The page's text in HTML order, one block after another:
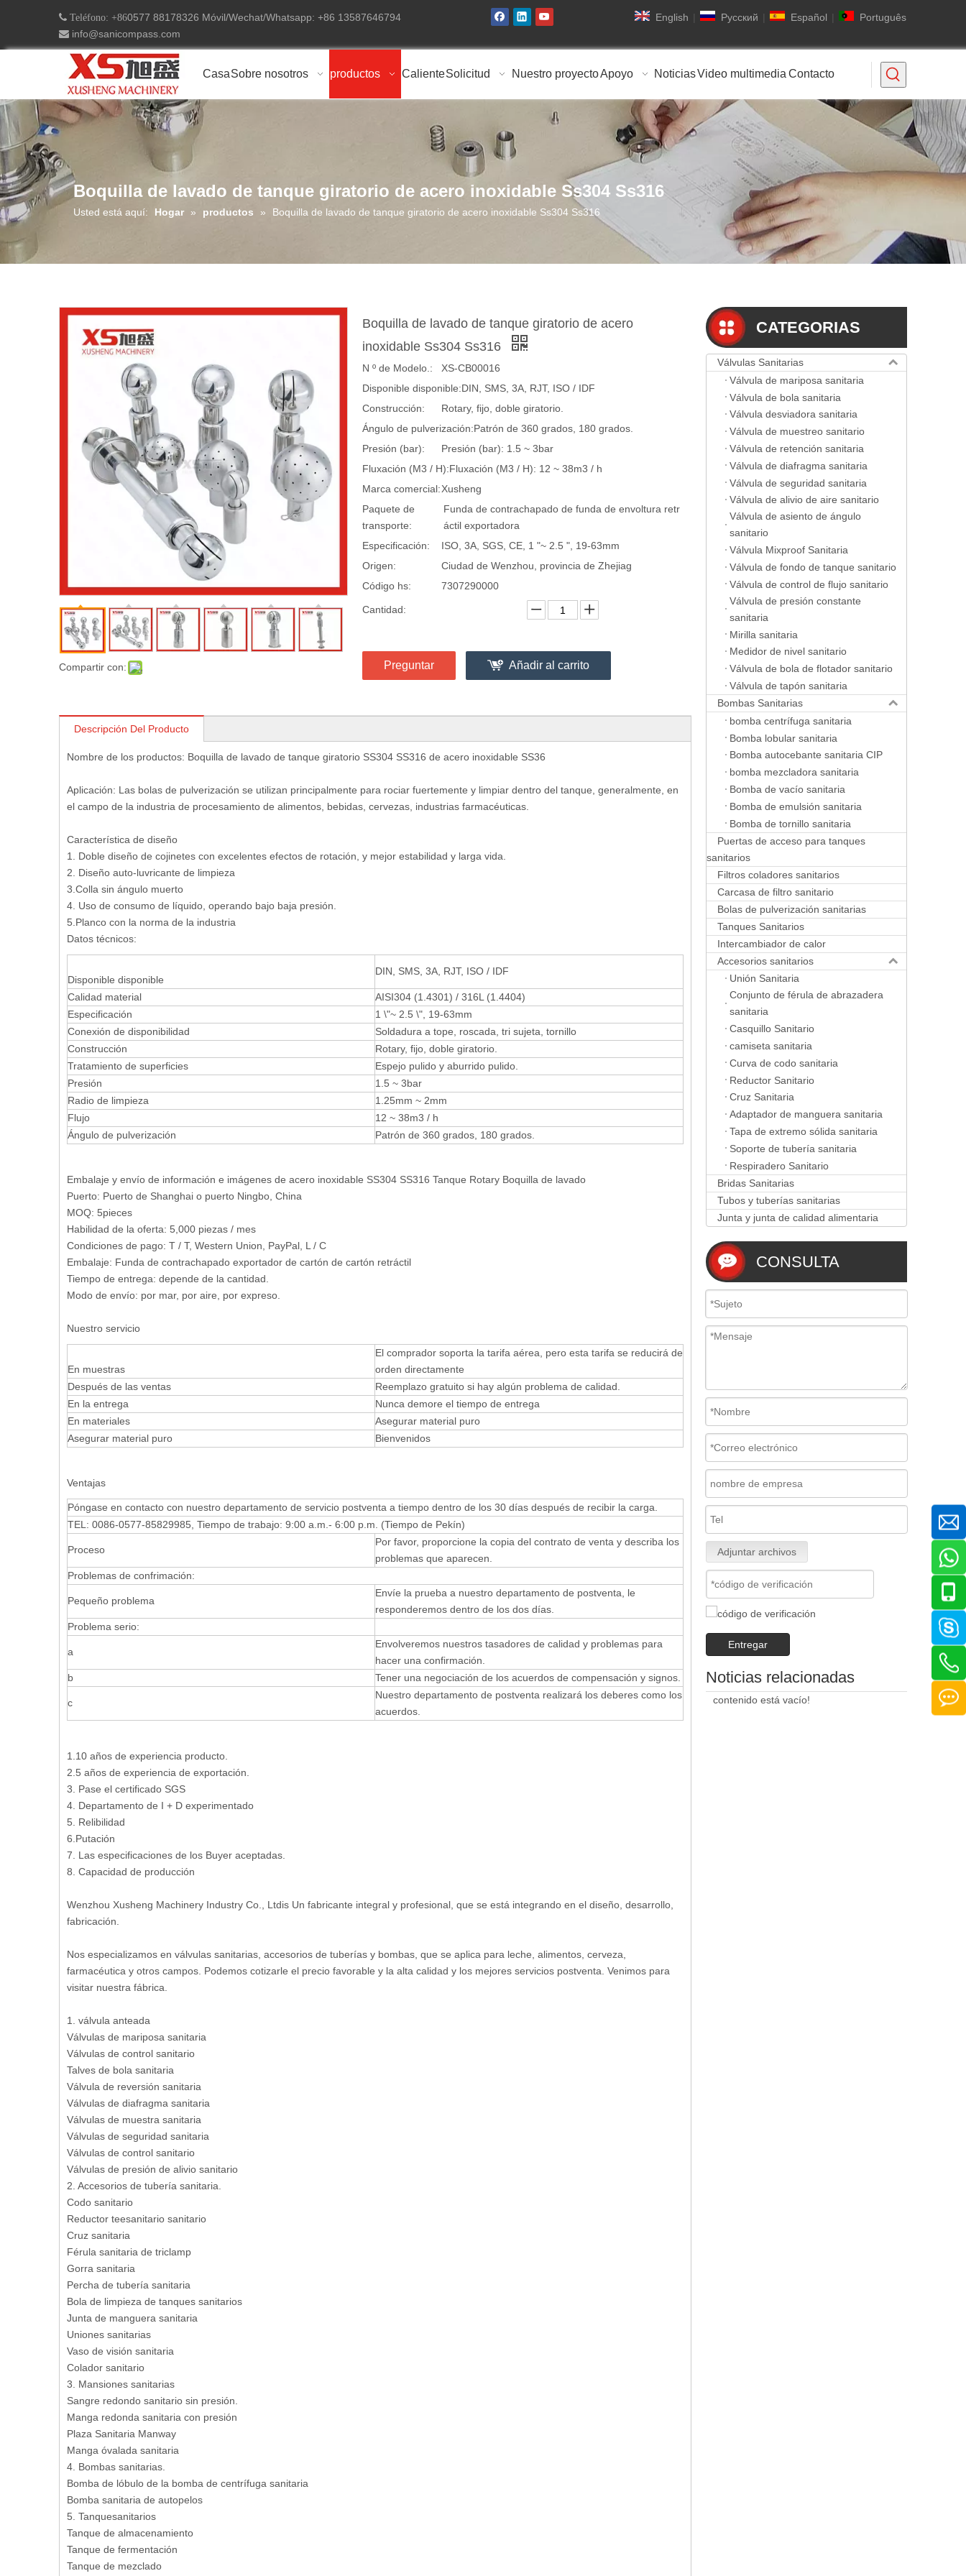
 Teléfono: +860577 88178326 Móvil/Wechat/Whatsapp: +86 13587646794
 info@sanicompass.com
English | Pусский | Español | Português
CasaSobre nosotros productos CalienteSolicitud Nuestro proyectoApoyo NoticiasVideo multimedia Contacto
Boquilla de lavado de tanque giratorio de acero inoxidable Ss304 Ss316
Usted está aquí: Hogar » productos » Boquilla de lavado de tanque giratorio de acero inoxidable Ss304 Ss316
Compartir con:
Boquilla de lavado de tanque giratorio de acero
inoxidable Ss304 Ss316
N º de Modelo.:
XS-CB00016
Disponible disponible:DIN, SMS, 3A, RJT, ISO / IDF
Construcción:
Rotary, fijo, doble giratorio.
Ángulo de pulverización:Patrón de 360 ​​grados, 180 grados.
Presión (bar):
Presión (bar): 1.5 ~ 3bar
Fluxación (M3 / H):Fluxación (M3 / H): 12 ~ 38m3 / h
Marca comercial:Xusheng
Paquete de
transporte:
Funda de contrachapado de funda de envoltura retr
áctil exportadora
Especificación:
ISO, 3A, SGS, CE, 1 "~ 2.5 ", 19-63mm
Origen:
Ciudad de Wenzhou, provincia de Zhejiag
Código hs:
7307290000
Cantidad:
Preguntar Añadir al carrito
Descripción Del Producto
Nombre de los productos: Boquilla de lavado de tanque giratorio SS304 SS316 de acero inoxidable SS36
Aplicación: Las bolas de pulverización se utilizan principalmente para rociar fuertemente y limpiar dentro del tanque, generalmente, en
el campo de la industria de procesamiento de alimentos, bebidas, cervezas, industrias farmacéuticas.
Característica de diseño
1. Doble diseño de cojinetes con excelentes efectos de rotación, y mejor estabilidad y larga vida.
2. Diseño auto-luvricante de limpieza
3.Colla sin ángulo muerto
4. Uso de consumo de líquido, operando bajo baja presión.
5.Planco con la norma de la industria
Datos técnicos:
Disponible disponible
DIN, SMS, 3A, RJT, ISO / IDF
Calidad material
AISI304 (1.4301) / 316L (1.4404)
Especificación
1 \"~ 2.5 \", 19-63mm
Conexión de disponibilidad
Soldadura a tope, roscada, tri sujeta, tornillo
Construcción
Rotary, fijo, doble giratorio.
Tratamiento de superficies
Espejo pulido y aburrido pulido.
Presión
1.5 ~ 3bar
Radio de limpieza
1.25mm ~ 2mm
Flujo
12 ~ 38m3 / h
Ángulo de pulverización
Patrón de 360 ​​grados, 180 grados.
Embalaje y envío de información e imágenes de acero inoxidable SS304 SS316 Tanque Rotary Boquilla de lavado
Puerto: Puerto de Shanghai o puerto Ningbo, China
MOQ: 5pieces
Habilidad de la oferta: 5,000 piezas / mes
Condiciones de pago: T / T, Western Union, PayPal, L / C
Embalaje: Funda de contrachapado exportador de cartón de cartón retráctil
Tiempo de entrega: depende de la cantidad.
Modo de envío: por mar, por aire, por expreso.
Nuestro servicio
En muestras
El comprador soporta la tarifa aérea, pero esta tarifa se reducirá de
orden directamente
Después de las ventas
Reemplazo gratuito si hay algún problema de calidad.
En la entrega
Nunca demore el tiempo de entrega
En materiales
Asegurar material puro
Asegurar material puro
Bienvenidos
Ventajas
Póngase en contacto con nuestro departamento de servicio postventa a tiempo dentro de los 30 días después de recibir la carga.
TEL: 0086-0577-85829985, Tiempo de trabajo: 9:00 a.m.- 6:00 p.m. (Tiempo de Pekín)
Proceso
Por favor, proporcione la copia del contrato de venta y describa los
problemas que aparecen.
Problemas de confrimación:
Pequeño problema
Envíe la prueba a nuestro departamento de postventa, le
responderemos dentro de los dos días.
Problema serio:
a
Envolveremos nuestros tasadores de calidad y problemas para
hacer una confirmación.
b
Tener una negociación de los acuerdos de compensación y signos.
c
Nuestro departamento de postventa realizará los deberes como los
acuerdos.
1.10 años de experiencia producto.
2.5 años de experiencia de exportación.
3. Pase el certificado SGS
4. Departamento de I + D experimentado
5. Relibilidad
6.Putación
7. Las especificaciones de los Buyer aceptadas.
8. Capacidad de producción
Wenzhou Xusheng Machinery Industry Co., Ltdis Un fabricante integral y profesional, que se está integrando en el diseño, desarrollo,
fabricación.
Nos especializamos en válvulas sanitarias, accesorios de tuberías y bombas, que se aplica para leche, alimentos, cerveza,
farmacéutica y otros campos. Podemos cotizarle el precio favorable y la alta calidad y los mejores servicios postventa. Venimos para
visitar nuestra fábrica.
1. válvula anteada
Válvulas de mariposa sanitaria
Válvulas de control sanitario
Talves de bola sanitaria
Válvula de reversión sanitaria
Válvulas de diafragma sanitaria
Válvulas de muestra sanitaria
Válvulas de seguridad sanitaria
Válvulas de control sanitario
Válvulas de presión de alivio sanitario
2. Accesorios de tubería sanitaria.
Codo sanitario
Reductor teesanitario sanitario
Cruz sanitaria
Férula sanitaria de triclamp
Gorra sanitaria
Percha de tubería sanitaria
Bola de limpieza de tanques sanitarios
Junta de manguera sanitaria
Uniones sanitarias
Vaso de visión sanitaria
Colador sanitario
3. Mansiones sanitarias
Sangre redondo sanitario sin presión.
Manga redonda sanitaria con presión
Plaza Sanitaria Manway
Manga óvalada sanitaria
4. Bombas sanitarias.
Bomba de lóbulo de la bomba de centrífuga sanitaria
Bomba sanitaria de autopelos
5. Tanquesanitarios
Tanque de almacenamiento
Tanque de fermentación
Tanque de mezclado
CATEGORIAS
Válvulas Sanitarias
Válvula de mariposa sanitaria
Válvula de bola sanitaria
Válvula desviadora sanitaria
Válvula de muestreo sanitario
Válvula de retención sanitaria
Válvula de diafragma sanitaria
Válvula de seguridad sanitaria
Válvula de alivio de aire sanitario
Válvula de asiento de ángulo
sanitario
Válvula Mixproof Sanitaria
Válvula de fondo de tanque sanitario
Válvula de control de flujo sanitario
Válvula de presión constante
sanitaria
Mirilla sanitaria
Medidor de nivel sanitario
Válvula de bola de flotador sanitario
Válvula de tapón sanitaria
Bombas Sanitarias
bomba centrífuga sanitaria
Bomba lobular sanitaria
Bomba autocebante sanitaria CIP
bomba mezcladora sanitaria
Bomba de vacío sanitaria
Bomba de emulsión sanitaria
Bomba de tornillo sanitaria
Puertas de acceso para tanques
sanitarios
Filtros coladores sanitarios
Carcasa de filtro sanitario
Bolas de pulverización sanitarias
Tanques Sanitarios
Intercambiador de calor
Accesorios sanitarios
Unión Sanitaria
Conjunto de férula de abrazadera
sanitaria
Casquillo Sanitario
camiseta sanitaria
Curva de codo sanitaria
Reductor Sanitario
Cruz Sanitaria
Adaptador de manguera sanitaria
Tapa de extremo sólida sanitaria
Soporte de tubería sanitaria
Respiradero Sanitario
Bridas Sanitarias
Tubos y tuberías sanitarias
Junta y junta de calidad alimentaria
CONSULTA
Adjuntar archivos
Entregar
Noticias relacionadas
contenido está vacío!